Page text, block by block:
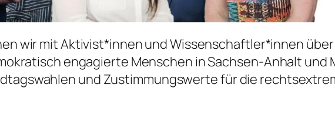
wir mit Aktivist*innen und Wissenschaftler*innen
engagierte Menschen in Sachsen-Anhalt
und Zustimmungswerte für die